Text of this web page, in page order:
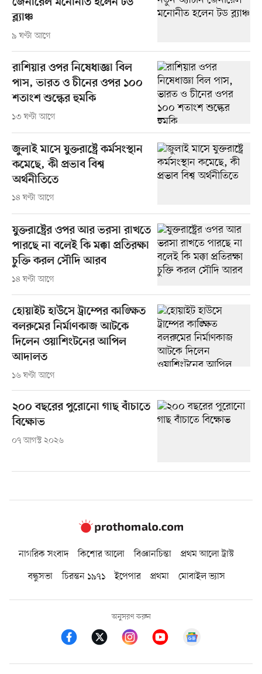
জেনারেল মনোনীত হলেন টড
ব্ল্যাঞ্চ
৯ ঘণ্টা আগে
রাশিয়ার ওপর নিষেধাজ্ঞা বিল
পাস, ভারত ও চীনের ওপর ১০০
শতাংশ শুল্কের হুমকি
১৩ ঘণ্টা আগে
জুলাই মাসে যুক্তরাষ্ট্রে কর্মসংস্থান
কমেছে, কী প্রভাব বিশ্ব
অর্থনীতিতে
১৪ ঘণ্টা আগে
যুক্তরাষ্ট্রের ওপর আর ভরসা রাখতে
পারছে না বলেই কি মক্কা প্রতিরক্ষা
চুক্তি করল সৌদি আরব
১৪ ঘণ্টা আগে
হোয়াইট হাউসে ট্রাম্পের কাঙ্ক্ষিত
বলরুমের নির্মাণকাজ আটকে
দিলেন ওয়াশিংটনের আপিল
আদালত
১৬ ঘণ্টা আগে
২০০ বছরের পুরোনো গাছ বাঁচাতে
বিক্ষোভ
০৭ আগস্ট ২০২৬
নাগরিক সংবাদ কিশোর আলো বিজ্ঞানচিন্তা
প্রথম আলো ট্রাস্ট
বন্ধুসভা
চিরন্তন ১৯৭১ ইপেপার প্রথমা মোবাইল ভ্যাস
অনুসরণ করুন